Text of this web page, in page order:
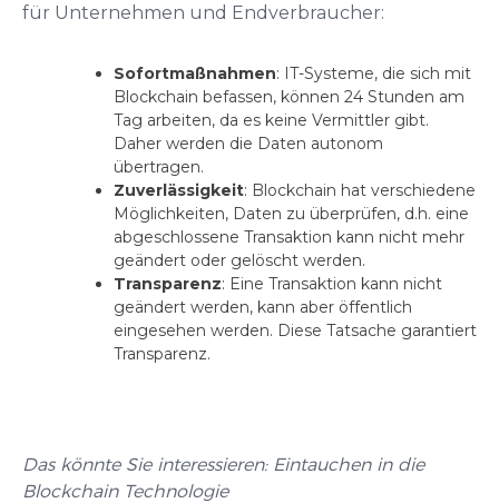
für Unternehmen und Endverbraucher:
Sofortmaßnahmen: IT-Systeme, die sich mit
Blockchain befassen, können 24 Stunden am
Tag arbeiten, da es keine Vermittler gibt.
Daher werden die Daten autonom
übertragen.
Zuverlässigkeit: Blockchain hat verschiedene
Möglichkeiten, Daten zu überprüfen, d.h. eine
abgeschlossene Transaktion kann nicht mehr
geändert oder gelöscht werden.
Transparenz: Eine Transaktion kann nicht
geändert werden, kann aber öffentlich
eingesehen werden. Diese Tatsache garantiert
Transparenz.
Das könnte Sie interessieren: Eintauchen in die
Blockchain Technologie